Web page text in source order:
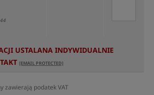
USTALANA INDYWIDUALNIE
[EMAIL PROTECTED]
zawierają podatek VAT